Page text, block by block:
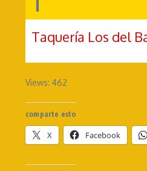
Taquería Los del
Views: 462
comparte esto
X Facebook